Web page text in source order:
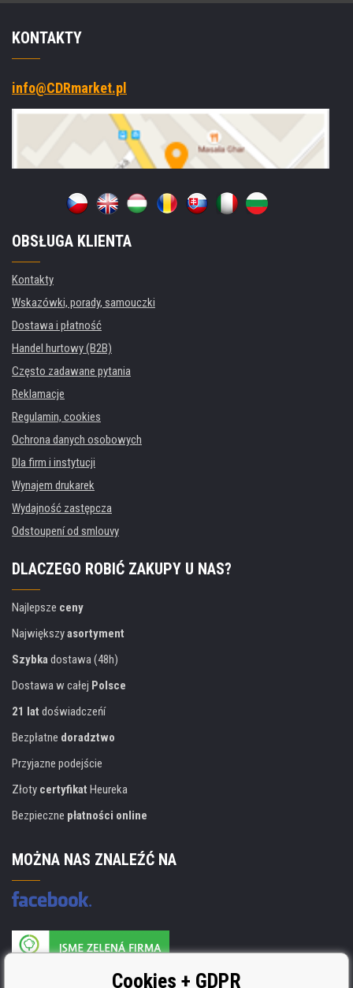
KONTAKTY
info@CDRmarket.pl
OBSŁUGA KLIENTA
Kontakty
Wskazówki, porady, samouczki
Dostawa i płatność
Handel hurtowy (B2B)
Często zadawane pytania
Reklamacje
Regulamin, cookies
Ochrona danych osobowych
Dla firm i instytucji
Wynajem drukarek
Wydajność zastępcza
Odstoupení od smlouvy
DLACZEGO ROBIĆ ZAKUPY U NAS?
Najlepsze ceny
Największyasortyment
Szybka dostawa (48h)
Dostawa w całej Polsce
21 lat doświadczeńí
Bezpłatne doradztwo
Przyjazne podejście
Złoty certyfikat Heureka
Bezpieczne płatności online
MOŻNA NAS ZNALEŹĆ NA
Producent wkładów posiada certyfikat
Cookies + GDPR